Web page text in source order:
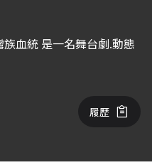
血統 是一名舞台劇.動態
履歷